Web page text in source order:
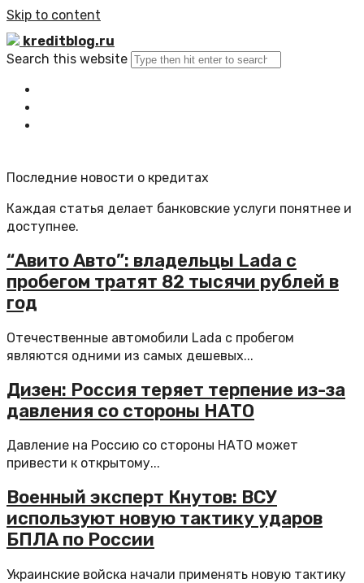
Skip to content
kreditblog.ru
Search this website
Последние новости о кредитах
Каждая статья делает банковские услуги понятнее и
доступнее.
“Авито Авто”: владельцы Lada с
пробегом тратят 82 тысячи рублей в
год
Отечественные автомобили Lada с пробегом
являются одними из самых дешевых...
Дизен: Россия теряет терпение из-за
давления со стороны НАТО
Давление на Россию со стороны НАТО может
привести к открытому...
Военный эксперт Кнутов: ВСУ
используют новую тактику ударов
БПЛА по России
Украинские войска начали применять новую тактику